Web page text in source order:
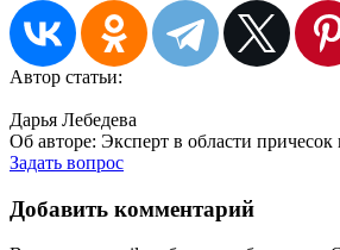
Автор статьи:
Дарья Лебедева
Об авторе: Эксперт в области
Задать вопрос
Добавить комментарий